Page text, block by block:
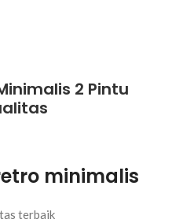
2 Pintu
minimalis
terbaik